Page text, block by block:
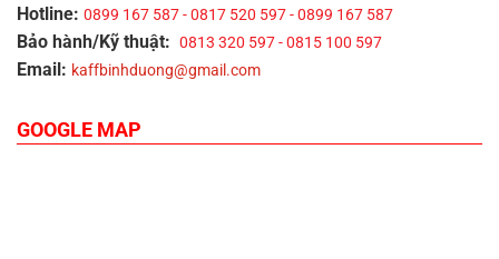
Hotline: 0899 167 587 - 0817 520 597 - 0899 167 587
Bảo hành/Kỹ thuật: 0813 320 597 - 0815 100 597
Email: kaffbinhduong@gmail.com
GOOGLE MAP